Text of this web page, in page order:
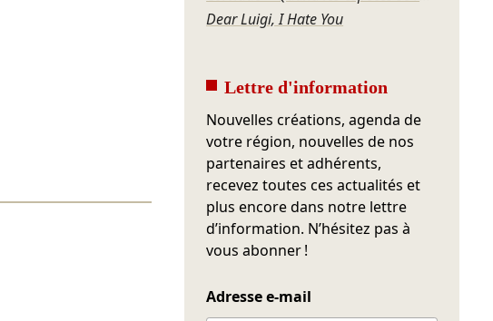
Dear Luigi, I Hate You
Lettre d'information
Nouvelles créations, agenda de
votre région, nouvelles de nos
partenaires et adhérents,
recevez toutes ces actualités et
plus encore dans notre lettre
d’information. N’hésitez pas à
vous abonner !
Adresse e-mail